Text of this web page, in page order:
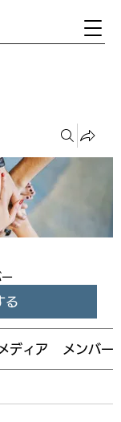
る
メディア メンバー